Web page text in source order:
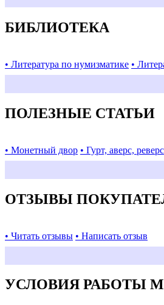
БИБЛИОТЕКА
• Литература по нумизматике •
ПОЛЕЗНЫЕ СТАТЬИ
• Монетный двор • Гурт, аверс, реверс
ОТЗЫВЫ
• Читать отзывы • Написать отзыв
УСЛОВИЯ РАБОТЫ